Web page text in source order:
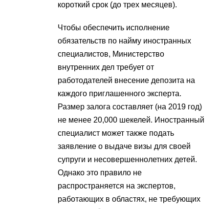
короткий срок (до трех месяцев).
Чтобы обеспечить исполнение
обязательств по найму иностранных
специалистов, Министерство
внутренних дел требует от
работодателей внесение депозита на
каждого приглашенного эксперта.
Размер залога составляет (на 2019 год)
не менее 20,000 шекелей. Иностранный
специалист может также подать
заявление о выдаче визы для своей
супруги и несовершеннолетних детей.
Однако это правило не
распространяется на экспертов,
работающих в областях, не требующих